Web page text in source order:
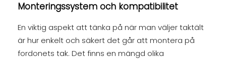
Monteringssystem och kompatibilitet
En viktig aspekt att tänka på när man väljer taktält
är hur enkelt och säkert det går att montera på
fordonets tak. Det finns en mängd olika